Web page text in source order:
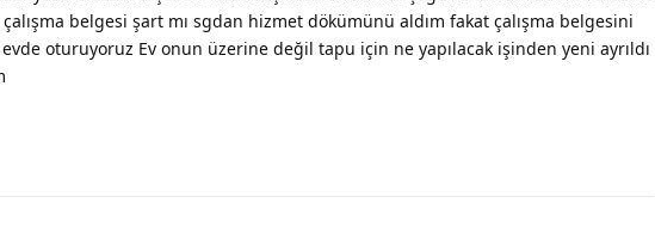
çalışma belgesi şart mı sgdan hizmet dökümünü aldım fakat çalışma belgesini
oturuyoruz Ev onun üzerine değil tapu için ne yapılacak işinden yeni ayrıldı